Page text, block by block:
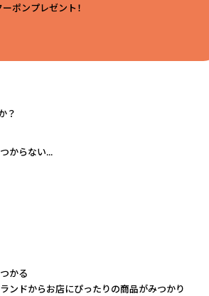
ポンプレゼント！
？
からない...
かる
ンドからお店にぴったりの商品がみつかり